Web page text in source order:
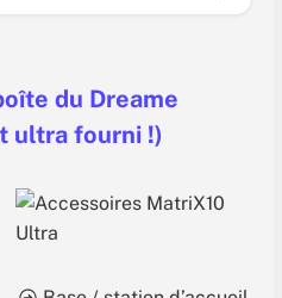
du Dreame
ultra fourni !)